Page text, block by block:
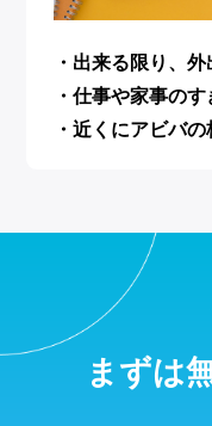
・出来る限り、
・仕事や家事の
・近くにアビバの
まずは